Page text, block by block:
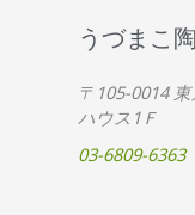
うづまこ
〒105-0014
ハウス1Ｆ
03-6809-6363